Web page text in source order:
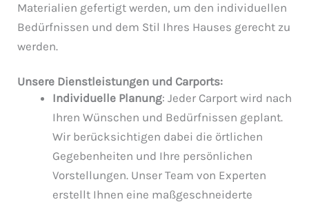
Materialien gefertigt werden, um den individuellen
Bedürfnissen und dem Stil Ihres Hauses gerecht zu
werden.
Unsere Dienstleistungen und Carports:
Individuelle Planung: Jeder Carport wird nach
Ihren Wünschen und Bedürfnissen geplant.
Wir berücksichtigen dabei die örtlichen
Gegebenheiten und Ihre persönlichen
Vorstellungen. Unser Team von Experten
erstellt Ihnen eine maßgeschneiderte